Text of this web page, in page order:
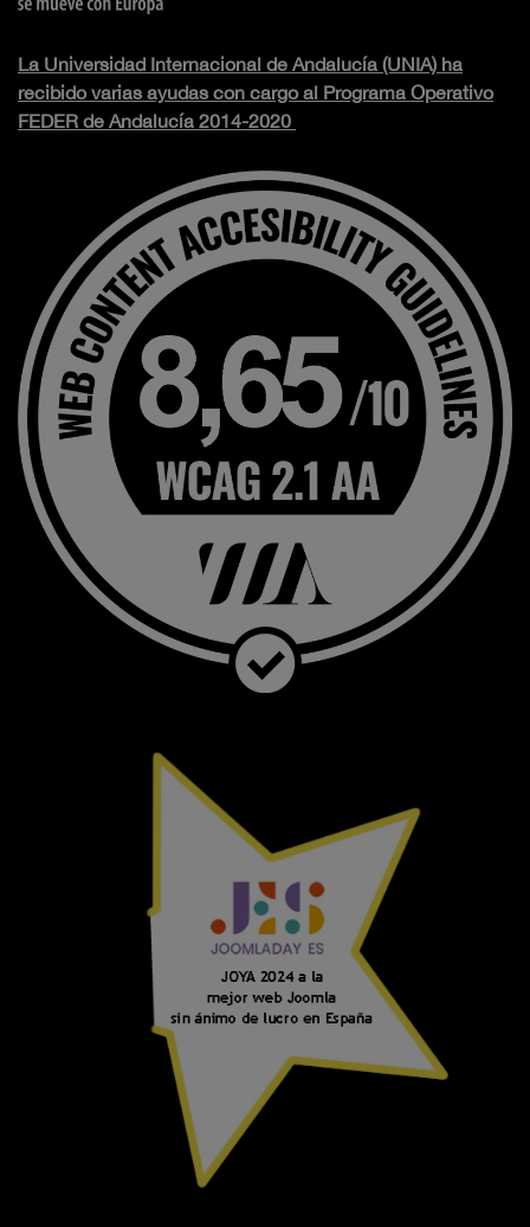
La Universidad Internacional de Andalucía (UNIA) ha
recibido varias ayudas con cargo al Programa Operativo
FEDER de Andalucía 2014-2020